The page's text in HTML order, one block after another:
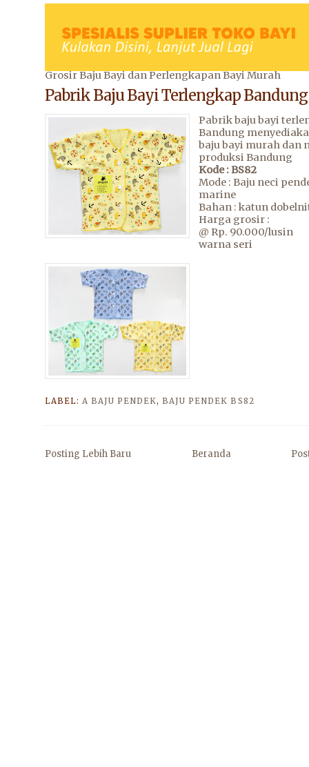
Grosir Baju Bayi dan Perlengkapan Bayi Murah
Pabrik Baju Bayi Terlengkap Bandung
Pabrik baju bayi
Bandung
baju bayi murah dan
produksi Bandung
Kode : BS82
Mode : Baju neci
marine
Bahan : katun
Harga grosir :
@ Rp. 90.000/lusin
warna seri
LABEL:A BAJU PENDEK,BAJU PENDEK BS82
Posting Lebih Baru Beranda